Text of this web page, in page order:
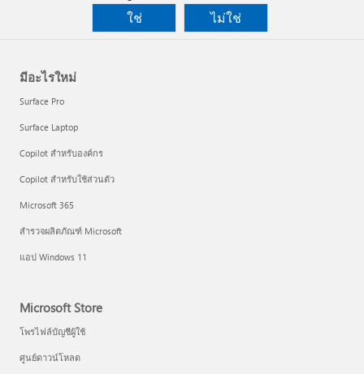
ใช่
ไม่ใช่
มีอะไรใหม่
Surface Pro
Surface Laptop
Copilot สำหรับองค์กร
Copilot สำหรับใช้ส่วนตัว
Microsoft 365
สำรวจผลิตภัณฑ์ Microsoft
แอป Windows 11
Microsoft Store
โพรไฟล์บัญชีผู้ใช้
ศูนย์ดาวน์โหลด